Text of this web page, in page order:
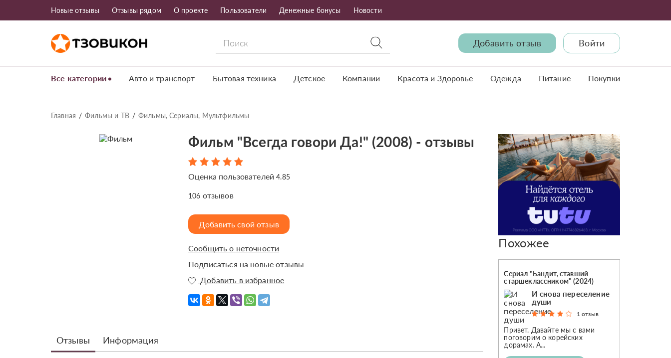
Новые отзывы Отзывы рядом О проекте Пользователи Денежные бонусы Новости
Добавить отзыв Войти
Все категории Авто и транспорт Бытовая техника Детское Компании Красота и Здоровье Одежда Питание Покупки
Главная Фильмы и ТВ Фильмы, Сериалы, Мультфильмы
Фильм "Всегда говори Да!" (2008) - отзывы
Оценка пользователей4.85
106 отзывов
Добавить свой отзыв
Сообщить о неточности
Подписаться на новые отзывы
Добавить в избранное
Отзывы Информация
Похожее
Сериал "Бандит, ставший
старшеклассником" (2024)
И снова переселение
души
1 отзыв
Привет. Давайте мы с вами
поговорим о корейских
дорамах. А...